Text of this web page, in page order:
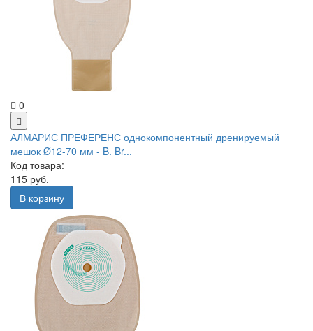
0
АЛМАРИС ПРЕФЕРЕНС однокомпонентный дренируемый
мешок Ø12-70 мм - B. Br...
Код товара:
115 руб.
В корзину